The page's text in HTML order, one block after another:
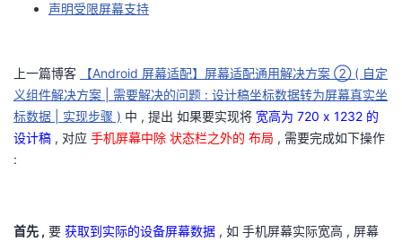
子
直
播
的
活
我
的
我
声明受限屏幕支持
上一篇博客
【Android 屏幕适配】屏幕适配通用解决方案 ② ( 自定
义组件解决方案 | 需要解决的问题 : 设计稿坐标数据转为屏幕真实坐
标数据 | 实现步骤 ) 中 , 提出 如果要实现将 宽高为 720 x 1232 的
设计稿 , 对应 手机屏幕中除 状态栏之外的 布局 , 需要完成如下操作
:
首先 , 要 获取到实际的设备屏幕数据 , 如 手机屏幕实际宽高 , 屏幕